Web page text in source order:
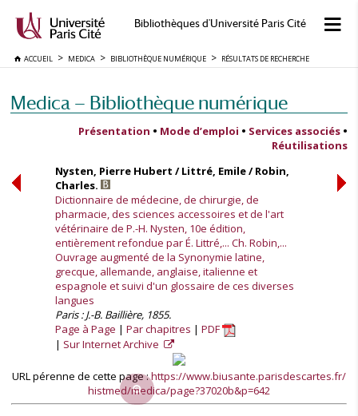
Bibliothèques d'Université Paris Cité
ACCUEIL MEDICA BIBLIOTHÈQUE NUMÉRIQUE RÉSULTATS DE RECHERCHE
Medica — Bibliothèque numérique
Présentation • Mode d’emploi • Services associés •
Réutilisations
Nysten, Pierre Hubert / Littré, Emile / Robin,
Charles.
Dictionnaire de médecine, de chirurgie, de
pharmacie, des sciences accessoires et de l'art
vétérinaire de P.-H. Nysten, 10e édition,
entièrement refondue par É. Littré,... Ch. Robin,...
Ouvrage augmenté de la Synonymie latine,
grecque, allemande, anglaise, italienne et
espagnole et suivi d'un glossaire de ces diverses
langues
Paris : J.-B. Baillière, 1855.
Page à Page
Par chapitres
PDF
Sur Internet Archive
URL pérenne de cette page :https://www.biusante.parisdescartes.fr/
histmed/medica/page?37020b&p=642